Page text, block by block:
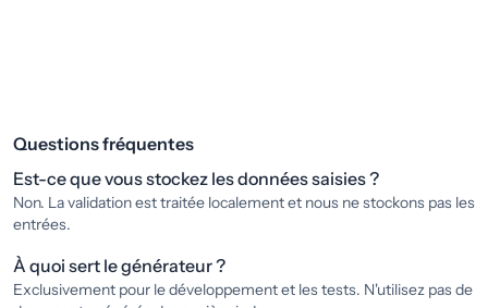
Questions fréquentes
Est-ce que vous stockez les données saisies ?
Non. La validation est traitée localement et nous ne stockons pas les
entrées.
À quoi sert le générateur ?
Exclusivement pour le développement et les tests. N'utilisez pas de